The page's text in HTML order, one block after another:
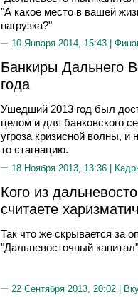
"А какое место в вашей
нагрузка?"
10 Января 2014, 15:43 |
Банкиры Дальнего
года
Ушедший 2013 год был
целом и для банковского
угроза кризисной волны, и
то стагнацию.
18 Ноября 2013, 13:36 |
Кого из
считаете
Так что же скрывается за
"Дальневосточный
22 Сентября 2013, 20:02 |